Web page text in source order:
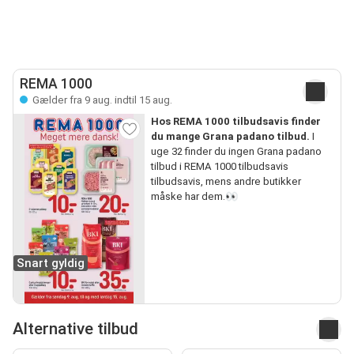
REMA 1000
Gælder fra 9 aug. indtil 15 aug.
Snart gyldig
Hos REMA 1000 tilbudsavis finder
du mange Grana padano tilbud. I
uge 32 finder du ingen Grana padano
tilbud i REMA 1000 tilbudsavis
tilbudsavis, mens andre butikker
måske har dem.👀
Alternative tilbud